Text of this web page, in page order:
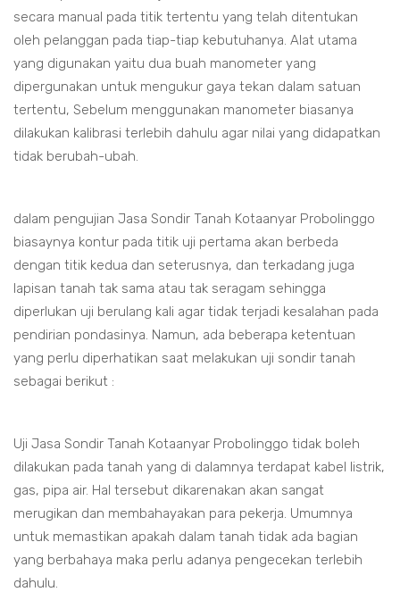
secara manual pada titik tertentu yang telah ditentukan
oleh pelanggan pada tiap-tiap kebutuhanya. Alat utama
yang digunakan yaitu dua buah manometer yang
dipergunakan untuk mengukur gaya tekan dalam satuan
tertentu, Sebelum menggunakan manometer biasanya
dilakukan kalibrasi terlebih dahulu agar nilai yang didapatkan
tidak berubah-ubah.
dalam pengujian Jasa Sondir Tanah Kotaanyar Probolinggo
biasaynya kontur pada titik uji pertama akan berbeda
dengan titik kedua dan seterusnya, dan terkadang juga
lapisan tanah tak sama atau tak seragam sehingga
diperlukan uji berulang kali agar tidak terjadi kesalahan pada
pendirian pondasinya. Namun, ada beberapa ketentuan
yang perlu diperhatikan saat melakukan uji sondir tanah
sebagai berikut :
Uji Jasa Sondir Tanah Kotaanyar Probolinggo tidak boleh
dilakukan pada tanah yang di dalamnya terdapat kabel listrik,
gas, pipa air. Hal tersebut dikarenakan akan sangat
merugikan dan membahayakan para pekerja. Umumnya
untuk memastikan apakah dalam tanah tidak ada bagian
yang berbahaya maka perlu adanya pengecekan terlebih
dahulu.